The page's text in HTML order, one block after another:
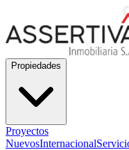
Propiedades
Proyectos
NuevosInternacional